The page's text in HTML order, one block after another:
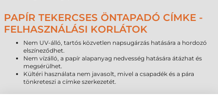
PAPÍR TEKERCSES ÖNTAPADÓ CÍMKE -
FELHASZNÁLÁSI KORLÁTOK
Nem UV-álló, tartós közvetlen napsugárzás hatására a hordozó
elszíneződhet.
Nem vízálló, a papír alapanyag nedvesség hatására átázhat és
megsérülhet.
Kültéri használata nem javasolt, mivel a csapadék és a pára
tönkreteszi a címke szerkezetét.